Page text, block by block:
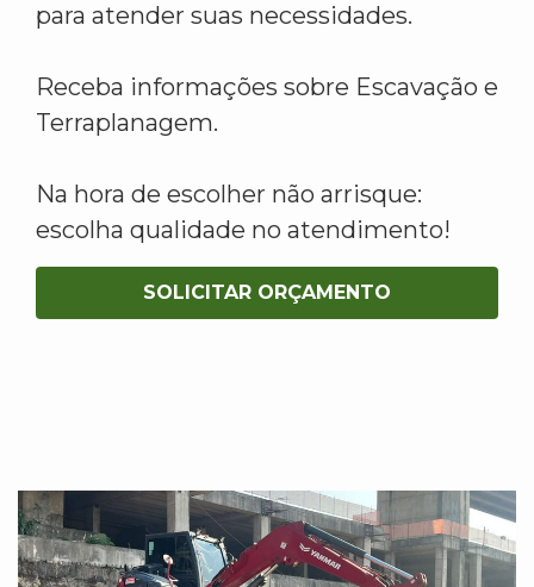
para atender suas necessidades.
Receba informações sobre Escavação e
Terraplanagem.
Na hora de escolher não arrisque:
escolha qualidade no atendimento!
SOLICITAR ORÇAMENTO